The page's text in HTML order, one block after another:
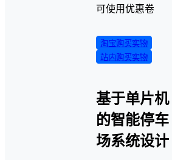
可使用优惠卷
淘宝购买实物
站内购买实物
基于单片机
的智能停车
场系统设计